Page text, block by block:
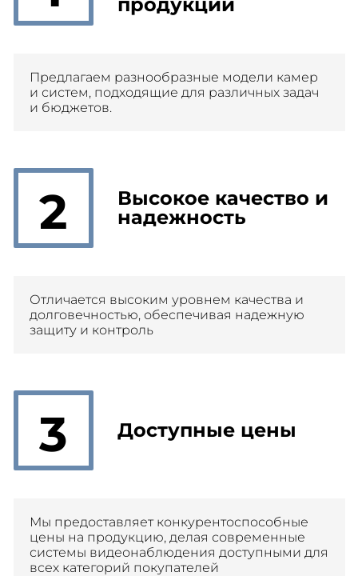
Предлагаем разнообразные модели камер
и систем, подходящие для различных задач
и бюджетов.
2
Высокое качество и
надежность
Отличается высоким уровнем качества и
долговечностью, обеспечивая надежную
защиту и контроль
3 Доступные цены
Мы предоставляет конкурентоспособные
цены на продукцию, делая современные
системы видеонаблюдения доступными для
всех категорий покупателей